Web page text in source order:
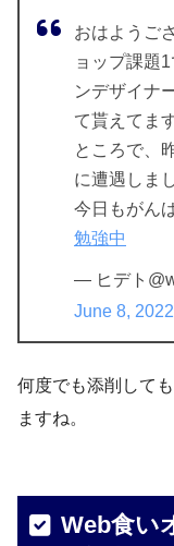
おはようご
ョップ課題
ンデザイナ
て貰えてま
ところで、
に遭遇しま
今日もがん
勉強中
— ヒデト
June 8, 2022
何度でも添削して
ますね。
Web食い